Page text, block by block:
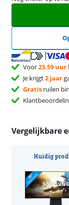
Voor23.59 uur
Je krijgt2 jaar
Gratis ruilen
Vergelijkbare
Huidig